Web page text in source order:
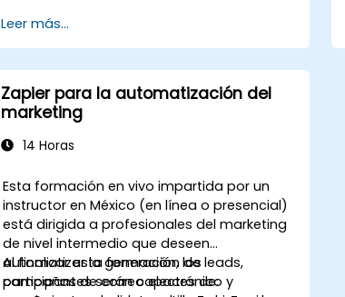
Optimizar el rendimiento de los Zaps y
solucionar problemas comunes.
Escalar la automatización de flujos de
trabajo para satisfacer las
necesidades del negocio.
Leer más...
Zapier para la automatización del
marketing
14 Horas
Esta formación en vivo impartida por un
instructor en México (en línea o presencial)
está dirigida a profesionales del marketing
de nivel intermedio que deseen
automatizar la generación de leads,
campañas de correo electrónico y
Al finalizar esta formación, los
participantes serán capaces de: